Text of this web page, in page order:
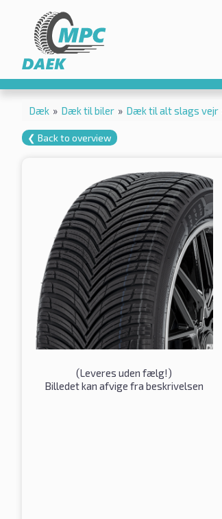
Dæk » Dæk til biler » Dæk til alt slags vejr
❮ Back to overview
(Leveres uden fælg!)
Billedet kan afvige fra beskrivelsen